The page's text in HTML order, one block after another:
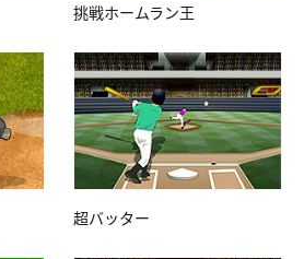
挑戦ホームラン王
超バッター